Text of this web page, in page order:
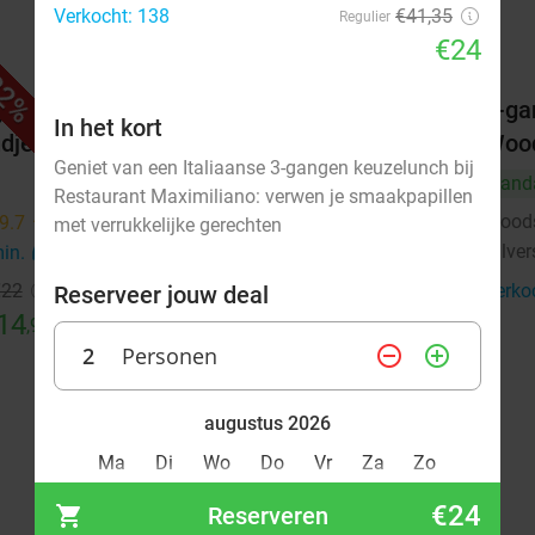
9.7 star
directions_car
,95
Woods35
9.1star
Hilversum
2-
Verkocht: 138
Regulier €41,35
€24
In het kort
Geniet van een Italiaanse 3-gangen keuzelunch bij
Restaurant Maximiliano: verwen je smaakpapillen
met verrukkelijke gerechten
Reserveer jouw deal
2 Personen remove_circle_outline add_circle_outline
augustus 2026
Ma
Di Wo Do Vr Za Zo
Reserveren €24